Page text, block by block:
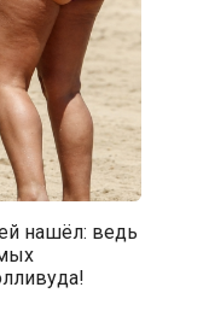
нашёл: ведь